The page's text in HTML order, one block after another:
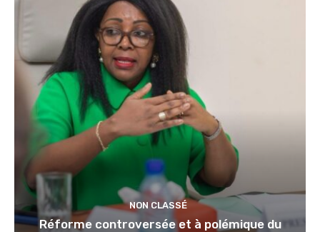
NON CLASSÉ
Réforme controversée et à polémique du